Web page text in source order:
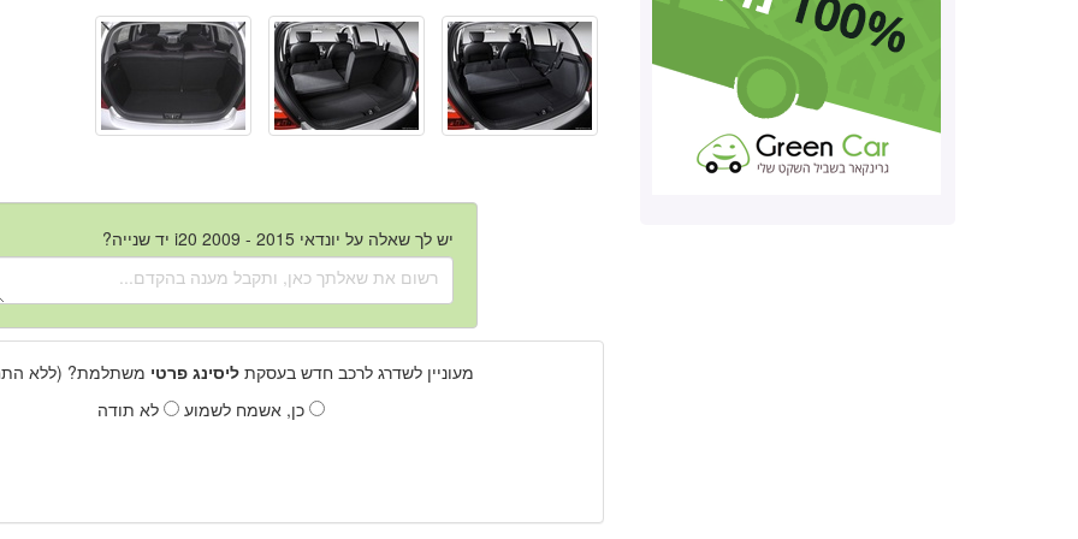
יש לך שאלה על יונדאי i20 2009 - 2015 יד שנייה?
מעוניין לשדרג לרכב חדש בעסקתליסינג פרטי משתלמת? (ללא
כן, אשמח לשמוע
לא תודה